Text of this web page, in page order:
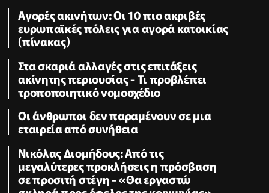
Αγορές ακινήτων: Οι 10 πιο ακριβές
ευρωπαϊκές πόλεις για αγορά κατοικίας
(πίνακας)
Στα σκαριά αλλαγές στις επιτάξεις
ακίνητης περιουσίας - Τι προβλέπει
τροποποιητικό νομοσχέδιο
Οι άνθρωποι δεν παραμένουν σε μια
εταιρεία από συνήθεια
Νικόλας Διομήδους: Από τις
μεγαλύτερες προκλήσεις η πρόσβαση
σε προσιτή στέγη - «Θα εργαστώ